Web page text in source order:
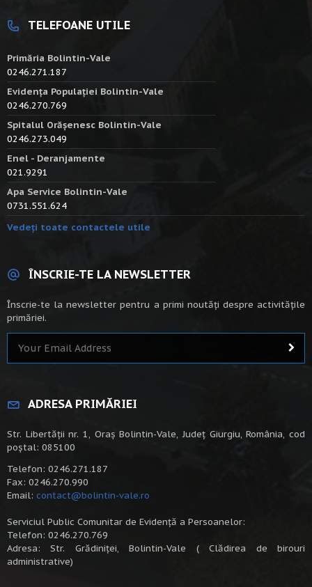
TELEFOANE UTILE
Primăria Bolintin-Vale
0246.271.187
Evidența Populației Bolintin-Vale
0246.270.769
Spitalul Orășenesc Bolintin-Vale
0246.273.049
Enel - Deranjamente
021.9291
Apa Service Bolintin-Vale
0731.551.624
Vedeți toate contactele utile
ÎNSCRIE-TE LA NEWSLETTER
Înscrie-te la newsletter pentru a primi noutăți despre activitățile
primăriei.
ADRESA PRIMĂRIEI
Str. Libertății nr. 1, Oraș Bolintin-Vale, Județ Giurgiu, România, cod
poștal: 085100
Telefon: 0246.271.187
Fax: 0246.270.990
Email: contact@bolintin-vale.ro
Serviciul Public Comunitar de Evidență a Persoanelor:
Telefon: 0246.270.769
Adresa: Str. Grădiniței, Bolintin-Vale ( Clădirea de birouri
administrative)